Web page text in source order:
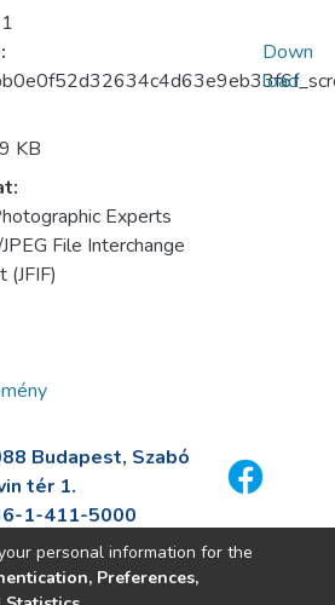
KB
Experts
File Interchange
(JFIF)
Down
load
Budapest, Szabó
tér 1.
1-411-5000
fszek.hu
personal information for the
Preferences,